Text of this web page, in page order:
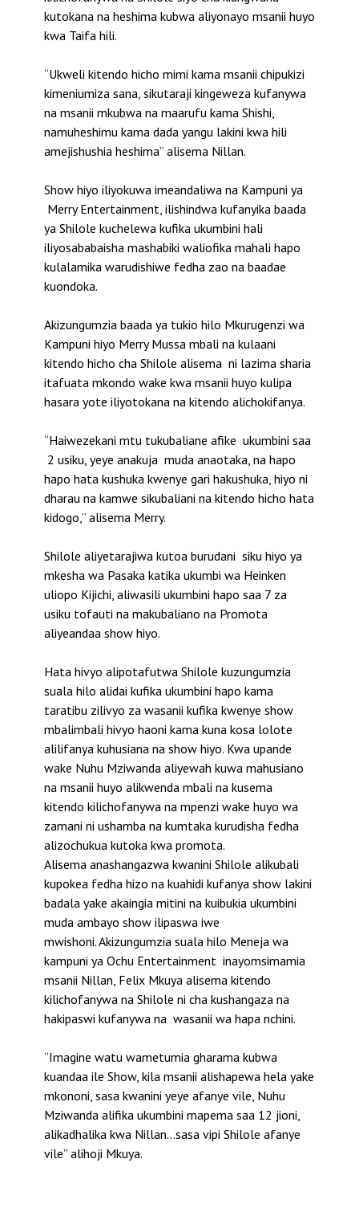
kutokana na heshima kubwa aliyonayo msanii huyo
kwa Taifa hili.
“Ukweli kitendo hicho mimi kama msanii chipukizi
kimeniumiza sana, sikutaraji kingeweza kufanywa
na msanii mkubwa na maarufu kama Shishi,
namuheshimu kama dada yangu lakini kwa hili
amejishushia heshima” alisema Nillan.
Show hiyo iliyokuwa imeandaliwa na Kampuni ya
Merry Entertainment, ilishindwa kufanyika baada
ya Shilole kuchelewa kufika ukumbini hali
iliyosababaisha mashabiki waliofika mahali hapo
kulalamika warudishiwe fedha zao na baadae
kuondoka.
Akizungumzia baada ya tukio hilo Mkurugenzi wa
Kampuni hiyo Merry Mussa mbali na kulaani
kitendo hicho cha Shilole alisema ni lazima sharia
itafuata mkondo wake kwa msanii huyo kulipa
hasara yote iliyotokana na kitendo alichokifanya.
“Haiwezekani mtu tukubaliane afike ukumbini saa
2 usiku, yeye anakuja muda anaotaka, na hapo
hapo hata kushuka kwenye gari hakushuka, hiyo ni
dharau na kamwe sikubaliani na kitendo hicho hata
kidogo,” alisema Merry.
Shilole aliyetarajiwa kutoa burudani siku hiyo ya
mkesha wa Pasaka katika ukumbi wa Heinken
uliopo Kijichi, aliwasili ukumbini hapo saa 7 za
usiku tofauti na makubaliano na Promota
aliyeandaa show hiyo.
Hata hivyo alipotafutwa Shilole kuzungumzia
suala hilo alidai kufika ukumbini hapo kama
taratibu zilivyo za wasanii kufika kwenye show
mbalimbali hivyo haoni kama kuna kosa lolote
alilifanya kuhusiana na show hiyo. Kwa upande
wake Nuhu Mziwanda aliyewah kuwa mahusiano
na msanii huyo alikwenda mbali na kusema
kitendo kilichofanywa na mpenzi wake huyo wa
zamani ni ushamba na kumtaka kurudisha fedha
alizochukua kutoka kwa promota.
Alisema anashangazwa kwanini Shilole alikubali
kupokea fedha hizo na kuahidi kufanya show lakini
badala yake akaingia mitini na kuibukia ukumbini
muda ambayo show ilipaswa iwe
mwishoni. Akizungumzia suala hilo Meneja wa
kampuni ya Ochu Entertainment inayomsimamia
msanii Nillan, Felix Mkuya alisema kitendo
kilichofanywa na Shilole ni cha kushangaza na
hakipaswi kufanywa na wasanii wa hapa nchini.
“Imagine watu wametumia gharama kubwa
kuandaa ile Show, kila msanii alishapewa hela yake
mkononi, sasa kwanini yeye afanye vile, Nuhu
Mziwanda alifika ukumbini mapema saa 12 jioni,
alikadhalika kwa Nillan…sasa vipi Shilole afanye
vile” alihoji Mkuya.